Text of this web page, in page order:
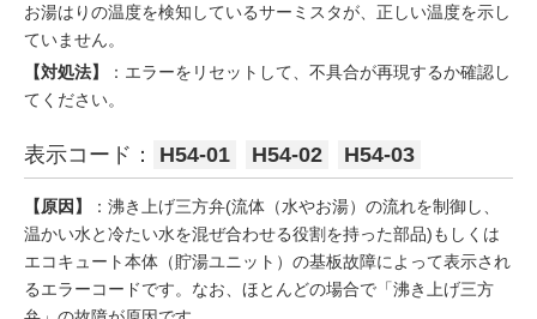
お湯はりの温度を検知しているサーミスタが、正しい温度を示し
ていません。
【対処法】
：エラーをリセットして、不具合が再現するか確認し
てください。
表示コード： H54-01 H54-02 H54-03
【原因】
：沸き上げ三方弁(流体（水やお湯）の流れを制御し、
温かい水と冷たい水を混ぜ合わせる役割を持った部品)もしくは
エコキュート本体（貯湯ユニット）の基板故障によって表示され
るエラーコードです。なお、ほとんどの場合で「沸き上げ三方